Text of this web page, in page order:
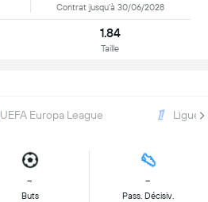
Contrat jusqu'à 30/06/2028
1.84
Taille
UEFA Europa League Ligue 1
-
Buts
-
Pass. Décisiv.